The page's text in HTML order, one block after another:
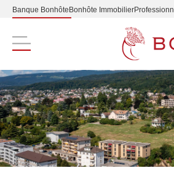
Banque Bonhôte Bonhôte Immobilier
Navigation